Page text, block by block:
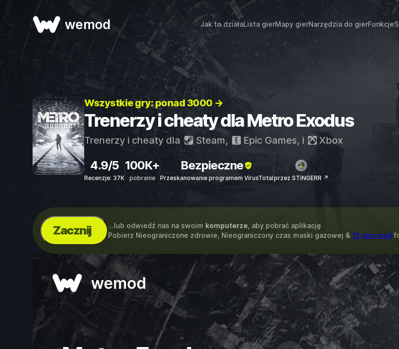
wemod Jak to działaLista gierMapy gierNarzędzia do gierFunkcje
Wszystkie gry: ponad 3000 →
Trenerzy i cheaty dla Metro Exodus
Trenerzy i cheaty dla Steam, Epic Games, i Xbox
4.9/5
Recenzje: 37K
100K+
pobranie
Bezpieczne
Przeskanowanie programem VirusTotalprzez STiNGERR ↗
Zacznij ...lub odwiedź nas na swoim komputerze, aby pobrać aplikację
Pobierz Nieograniczone zdrowie, Nieograniczony czas maski gazowej & 12 inny mod